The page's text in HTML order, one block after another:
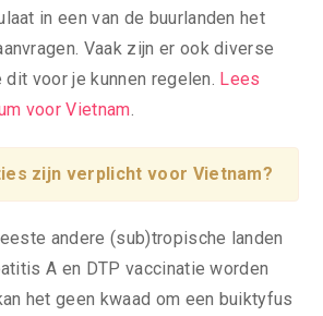
in een van de buurlanden het
Vaak zijn er ook diverse
voor je kunnen regelen. Lees
voor Vietnam.
zijn verplicht voor Vietnam?
andere (sub)tropische landen
A en DTP vaccinatie worden
het geen kwaad om een buiktyfus